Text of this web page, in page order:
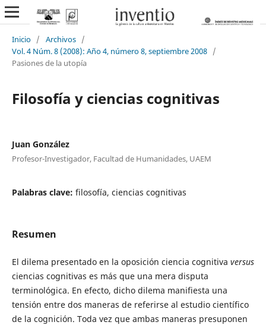
Inicio / Archivos /
Vol. 4 Núm. 8 (2008): Año 4, número 8, septiembre 2008 /
Pasiones de la utopía
Filosofía y ciencias cognitivas
Juan González
Profesor-Investigador, Facultad de Humanidades, UAEM
Palabras clave: filosofía, ciencias cognitivas
Resumen
El dilema presentado en la oposición ciencia cognitiva versus
ciencias cognitivas es más que una mera disputa
terminológica. En efecto, dicho dilema manifiesta una
tensión entre dos maneras de referirse al estudio científico
de la cognición. Toda vez que ambas maneras presuponen